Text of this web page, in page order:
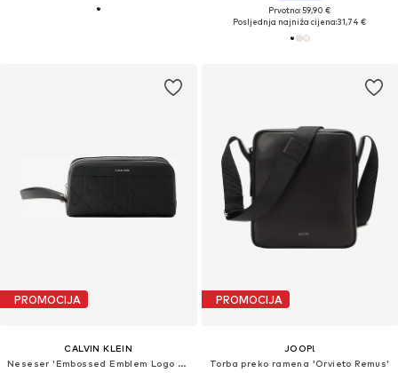
Prvotno: 59,90 €
Posljednja najniža cijena:31,74 €
PROMOCIJA
CALVIN KLEIN
Neseser 'Embossed Emblem Logo Dopp Kit'
PROMOCIJA
JOOP!
Torba preko ramena 'Orvieto Remus'